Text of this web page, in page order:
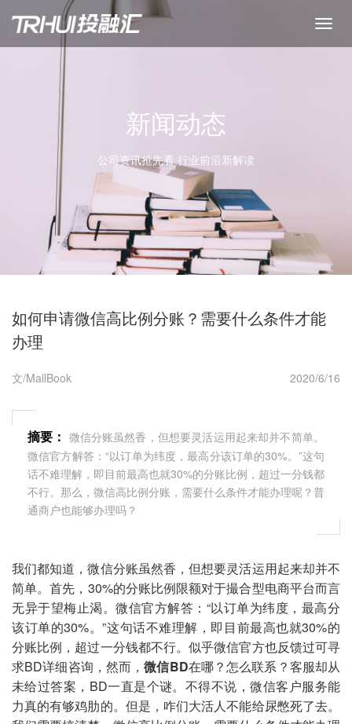
新闻动态
公司资讯抢先看 行业前沿新解读
如何申请微信高比例分账？需要什么条件才能
办理
文/MallBook 2020/6/16
摘要： 微信分账虽然香，但想要灵活运用起来却并不简单。
微信官方解答：“以订单为纬度，最高分该订单的30%。”这句
话不难理解，即目前最高也就30%的分账比例，超过一分钱都
不行。那么，微信高比例分账，需要什么条件才能办理呢？普
通商户也能够办理吗？
我们都知道，微信分账虽然香，但想要灵活运用起来却并不
简单。首先，30%的分账比例限额对于撮合型电商平台而言
无异于望梅止渴。微信官方解答：“以订单为纬度，最高分
该订单的30%。”这句话不难理解，即目前最高也就30%的
分账比例，超过一分钱都不行。似乎微信官方也反馈过可寻
求BD详细咨询，然而，微信BD在哪？怎么联系？客服却从
未给过答案，BD一直是个谜。不得不说，微信客户服务能
力真的有够鸡肋的。但是，咋们大活人不能给尿憋死了去。